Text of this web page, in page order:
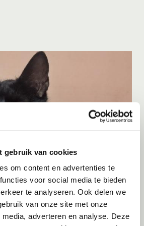
gebruik van cookies
om content en advertenties te
voor social media te bieden
te analyseren. Ook delen we
van onze site met onze
adverteren en analyse. Deze